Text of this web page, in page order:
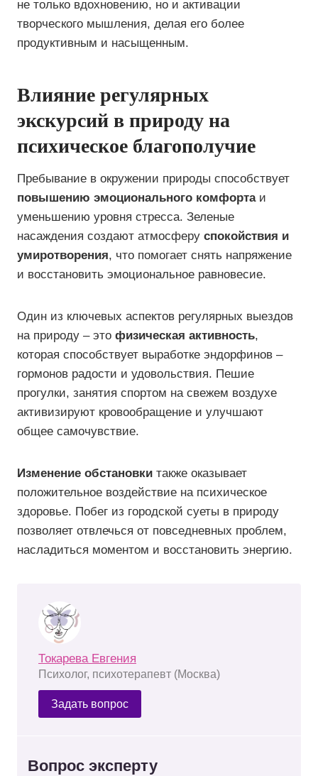
не только вдохновению, но и активации
творческого мышления, делая его более
продуктивным и насыщенным.
Влияние регулярных
экскурсий в природу на
психическое благополучие
Пребывание в окружении природы способствует
повышению эмоционального комфортаи
уменьшению уровня стресса. Зеленые
насаждения создают атмосферу спокойствия и
умиротворения, что помогает снять напряжение
и восстановить эмоциональное равновесие.
Один из ключевых аспектов регулярных выездов
на природу – это физическая активность,
которая способствует выработке эндорфинов –
гормонов радости и удовольствия. Пешие
прогулки, занятия спортом на свежем воздухе
активизируют кровообращение и улучшают
общее самочувствие.
Изменение обстановки также оказывает
положительное воздействие на психическое
здоровье. Побег из городской суеты в природу
позволяет отвлечься от повседневных проблем,
насладиться моментом и восстановить энергию.
Токарева Евгения
Психолог, психотерапевт (Москва)
Задать вопрос
Вопрос эксперту